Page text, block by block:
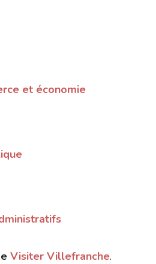
et économie
Visiter Villefranche.